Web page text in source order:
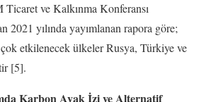
ve Kalkınma Konferansı
2021 yılında yayımlanan rapora göre;
etkilenecek ülkeler Rusya, Türkiye ve
[5].
Karbon Ayak İzi ve Alternatif